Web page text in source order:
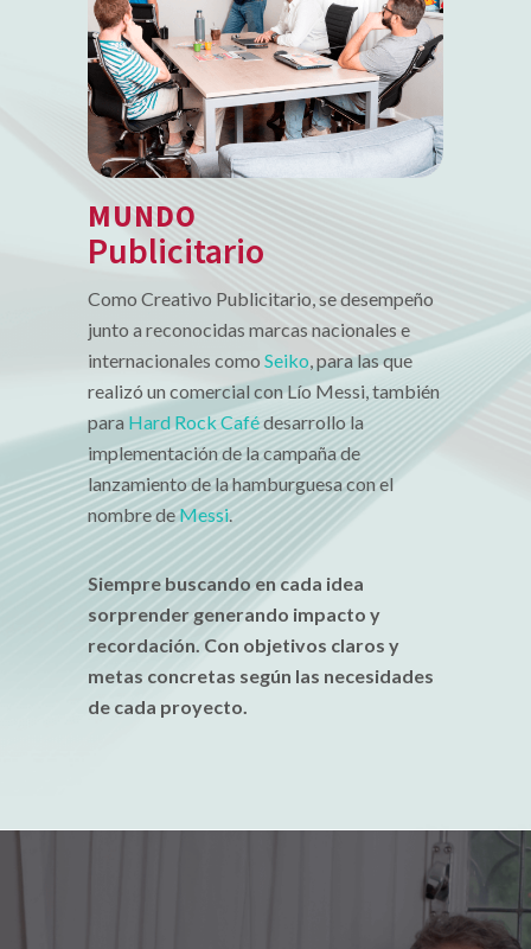
MUNDO
Publicitario
Como Creativo Publicitario, se desempeño
junto a reconocidas marcas nacionales e
internacionales como Seiko , para las que
realizó un comercial con Lío Messi, también
para Hard Rock Cafédesarrollo la
implementación de la campaña de
lanzamiento de la hamburguesa con el
nombre deMessi.
Siempre buscando en cada idea
sorprender generando impacto y
recordación. Con objetivos claros y
metas concretas según las necesidades
de cada proyecto.